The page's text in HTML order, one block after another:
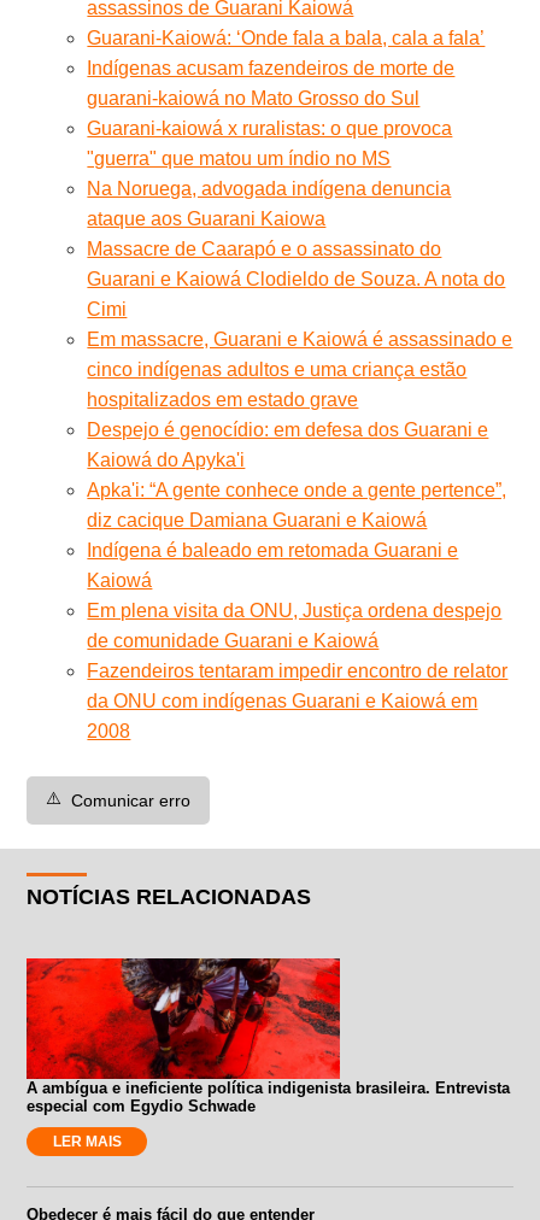
assassinos de Guarani Kaiowá
Guarani-Kaiowá: ‘Onde fala a bala, cala a fala’
Indígenas acusam fazendeiros de morte de
guarani-kaiowá no Mato Grosso do Sul
Guarani-kaiowá x ruralistas: o que provoca
"guerra" que matou um índio no MS
Na Noruega, advogada indígena denuncia
ataque aos Guarani Kaiowa
Massacre de Caarapó e o assassinato do
Guarani e Kaiowá Clodieldo de Souza. A nota do
Cimi
Em massacre, Guarani e Kaiowá é assassinado e
cinco indígenas adultos e uma criança estão
hospitalizados em estado grave
Despejo é genocídio: em defesa dos Guarani e
Kaiowá do Apyka'i
Apka'i: “A gente conhece onde a gente pertence”,
diz cacique Damiana Guarani e Kaiowá
Indígena é baleado em retomada Guarani e
Kaiowá
Em plena visita da ONU, Justiça ordena despejo
de comunidade Guarani e Kaiowá
Fazendeiros tentaram impedir encontro de relator
da ONU com indígenas Guarani e Kaiowá em
2008
⚠️ Comunicar erro
NOTÍCIAS RELACIONADAS
A ambígua e ineficiente política indigenista brasileira. Entrevista
especial com Egydio Schwade
LER MAIS
Obedecer é mais fácil do que entender